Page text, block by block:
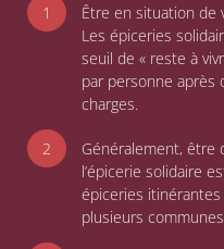
Être en situation de
Les épiceries
seuil de « reste à
par personne après
charges.
Généralement, être
l’épicerie solidaire
épiceries
plusieurs